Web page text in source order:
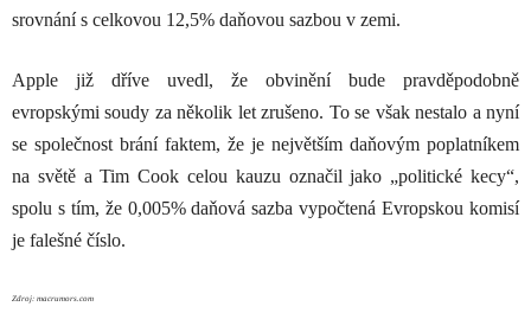
srovnání s celkovou 12,5% daňovou sazbou v zemi.
Apple již dříve uvedl, že obvinění bude pravděpodobně
evropskými soudy za několik let zrušeno. To se však nestalo a nyní
se společnost brání faktem, že je největším daňovým poplatníkem
na světě a Tim Cook celou kauzu označil jako „politické kecy“,
spolu s tím, že 0,005% daňová sazba vypočtená Evropskou komisí
je falešné číslo.
Zdroj: macrumors.com